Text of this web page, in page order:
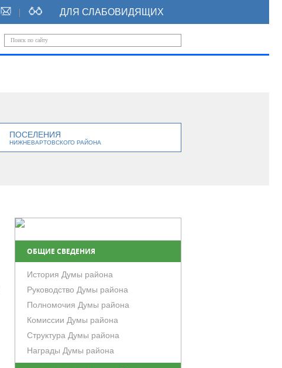
ДЛЯ СЛАБОВИДЯЩИХ
ПОСЕЛЕНИЯ
НИЖНЕВАРТОВСКОГО РАЙОНА
ОБЩИЕ СВЕДЕНИЯ
История Думы района
Руководство Думы района
Полномочия Думы района
Комиссии Думы района
Структура Думы района
Награды Думы района